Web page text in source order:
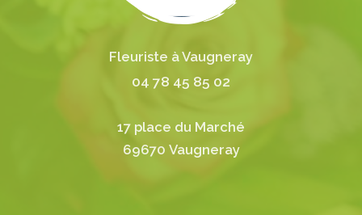
Fleuriste à Vaugneray
04 78 45 85 02
17 place du Marché
69670 Vaugneray